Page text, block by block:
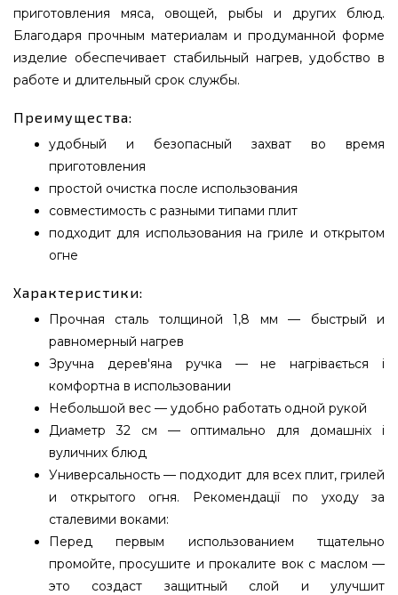
приготовления мяса, овощей, рыбы и других блюд.
Благодаря прочным материалам и продуманной форме
изделие обеспечивает стабильный нагрев, удобство в
работе и длительный срок службы.
Преимущества:
удобный и безопасный захват во время
приготовления
простой очистка после использования
совместимость с разными типами плит
подходит для использования на гриле и открытом
огне
Характеристики:
Прочная сталь толщиной 1,8 мм — быстрый и
равномерный нагрев
Зручна дерев'яна ручка — не нагрівається і
комфортна в использовании
Небольшой вес — удобно работать одной рукой
Диаметр 32 см — оптимально для домашніх і
вуличних блюд
Универсальность — подходит для всех плит, грилей
и открытого огня. Рекомендації по уходу за
сталевими воками:
Перед первым использованием тщательно
промойте, просушите и прокалите вок с маслом —
это создаст защитный слой и улучшит